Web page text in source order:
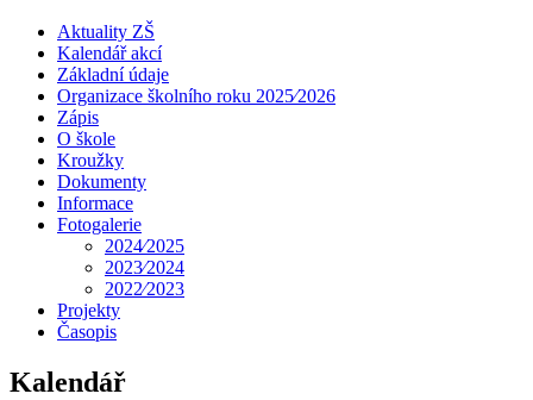
Aktuality ZŠ
Kalendář akcí
Základní údaje
Organizace školního roku 2025⁄2026
Zápis
O škole
Kroužky
Dokumenty
Informace
Fotogalerie
2024⁄2025
2023⁄2024
2022⁄2023
Projekty
Časopis
Kalendář